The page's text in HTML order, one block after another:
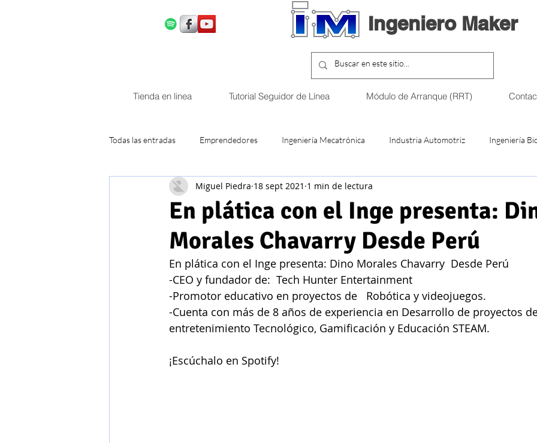
Ingeniero Maker
Tienda en linea Tutorial Seguidor de Línea Módulo de Arranque (RRT)
Todas las entradas Emprendedores Ingeniería Mecatrónica Industria Automotriz Ingeniería
Ingeniería Electrónica Ingeniería Mecánica Eléctrica Torneos Robótica
Ingeniería en Computación y Control Diseño electrónico Ingeniería en Ciencias de la Comput
Ingeniería en Comunicaciones y Elec Industria Medica IoT IoMT Internet de las Cosas Medicas
Ingeniería en Electrónica, Control Ingeniería Mecánica Impresión 3D Industria Petrolera
En plática con el Inge presenta:
Morales Chavarry Desde Perú
Miguel Piedra 18 sept 2021 1 min de lectura
En plática con el Inge presenta: Dino Morales Chavarry  Desde Perú
-CEO y fundador de:  Tech Hunter Entertainment
-Promotor educativo en proyectos de   Robótica y videojuegos.
-Cuenta con más de 8 años de experiencia en Desarrollo de proyectos
entretenimiento Tecnológico, Gamificación y Educación STEAM.
¡Escúchalo en Spotify!